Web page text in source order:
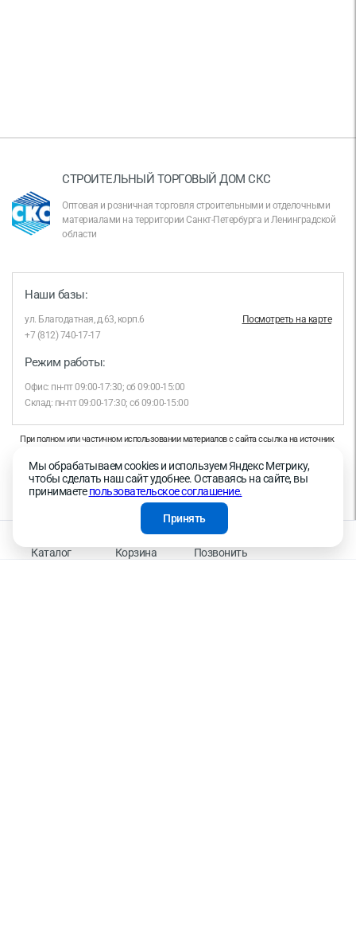
Каталог Корзина Позвонить
СТРОИТЕЛЬНЫЙ ТОРГОВЫЙ ДОМ СКС
Оптовая и розничная торговля строительными и отделочными
материалами на территории Санкт-Петербурга и Ленинградской
области
Наши базы:
ул. Благодатная, д.63, корп.6
Посмотреть на карте
+7 (812) 740-17-17
Режим работы:
Офис: пн-пт 09:00-17:30; сб 09:00-15:00
Склад: пн-пт 09:00-17:30; сб 09:00-15:00
При полном или частичном использовании материалов с сайта ссылка на источник
Продолжая работу с сайтом, вы даете согласие на использование сайтом cookies и
на обработку персональных данных в целях функционирования сайта, проведения
ретаргетинга, статистических исследований, улучшения сервиса и предоставления
релевантной рекламной информации на основе ваших предпочтений и интересов.
На информационном ресурсе применяются рекомендательные технологии —
Правила применения рекомендательных технологий
Мы обрабатываем cookies и используем Яндекс Метрику,
чтобы сделать наш сайт удобнее. Оставаясь на сайте, вы
принимаетепользовательское соглашение.
Принять